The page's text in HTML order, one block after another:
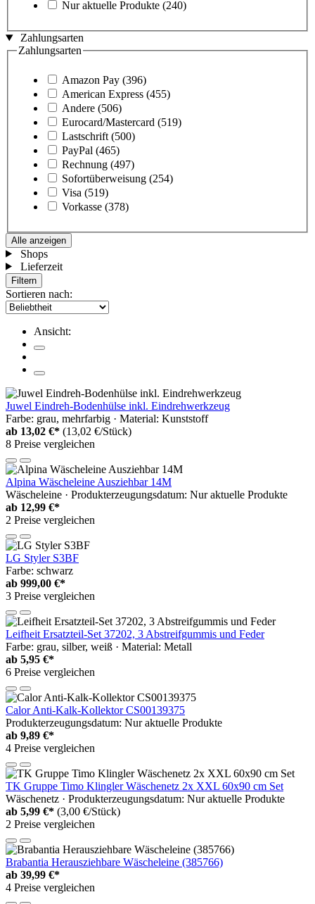
Nur aktuelle Produkte (240)
Zahlungsarten
Zahlungsarten
Amazon Pay (396)
American Express (455)
Andere (506)
Eurocard/Mastercard (519)
Lastschrift (500)
PayPal (465)
Rechnung (497)
Sofortüberweisung (254)
Visa (519)
Vorkasse (378)
Alle anzeigen
Shops
Lieferzeit
Filtern
Sortieren nach:
Ansicht:
Juwel Eindreh-Bodenhülse inkl. Eindrehwerkzeug
Farbe: grau, mehrfarbig · Material: Kunststoff
ab 13,02 €* (13,02 €/Stück)
8 Preise vergleichen
Alpina Wäscheleine Ausziehbar 14M
Wäscheleine · Produkterzeugungsdatum: Nur aktuelle Produkte
ab 12,99 €*
2 Preise vergleichen
LG Styler S3BF
Farbe: schwarz
ab 999,00 €*
3 Preise vergleichen
Leifheit Ersatzteil-Set 37202, 3 Abstreifgummis und Feder
Farbe: grau, silber, weiß · Material: Metall
ab 5,95 €*
6 Preise vergleichen
Calor Anti-Kalk-Kollektor CS00139375
Produkterzeugungsdatum: Nur aktuelle Produkte
ab 9,89 €*
4 Preise vergleichen
TK Gruppe Timo Klingler Wäschenetz 2x XXL 60x90 cm Set
Wäschenetz · Produkterzeugungsdatum: Nur aktuelle Produkte
ab 5,99 €* (3,00 €/Stück)
2 Preise vergleichen
Brabantia Herausziehbare Wäscheleine (385766)
ab 39,99 €*
4 Preise vergleichen